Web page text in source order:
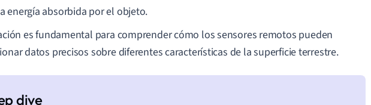
energía absorbida por el objeto.
es fundamental para comprender cómo los sensores remotos pueden
datos precisos sobre diferentes características de la superficie terrestre.